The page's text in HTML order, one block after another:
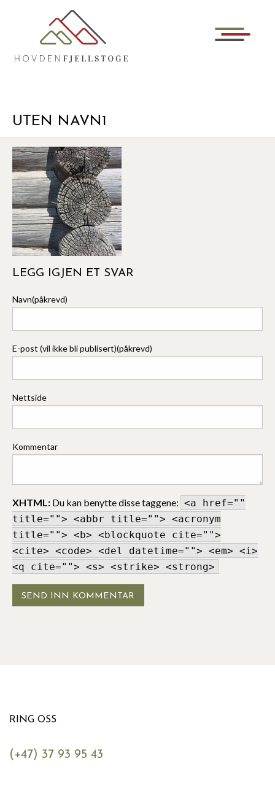
UTEN NAVN1
LEGG IGJEN ET SVAR
Navn(påkrevd)
E-post (vil ikke bli publisert)(påkrevd)
Nettside
Kommentar
XHTML: Du kan benytte disse taggene: <a href=""
title=""> <abbr title=""> <acronym
title=""> <b> <blockquote cite="">
<cite> <code> <del datetime=""> <em> <i>
<q cite=""> <s> <strike> <strong>
RING OSS
(+47) 37 93 95 43